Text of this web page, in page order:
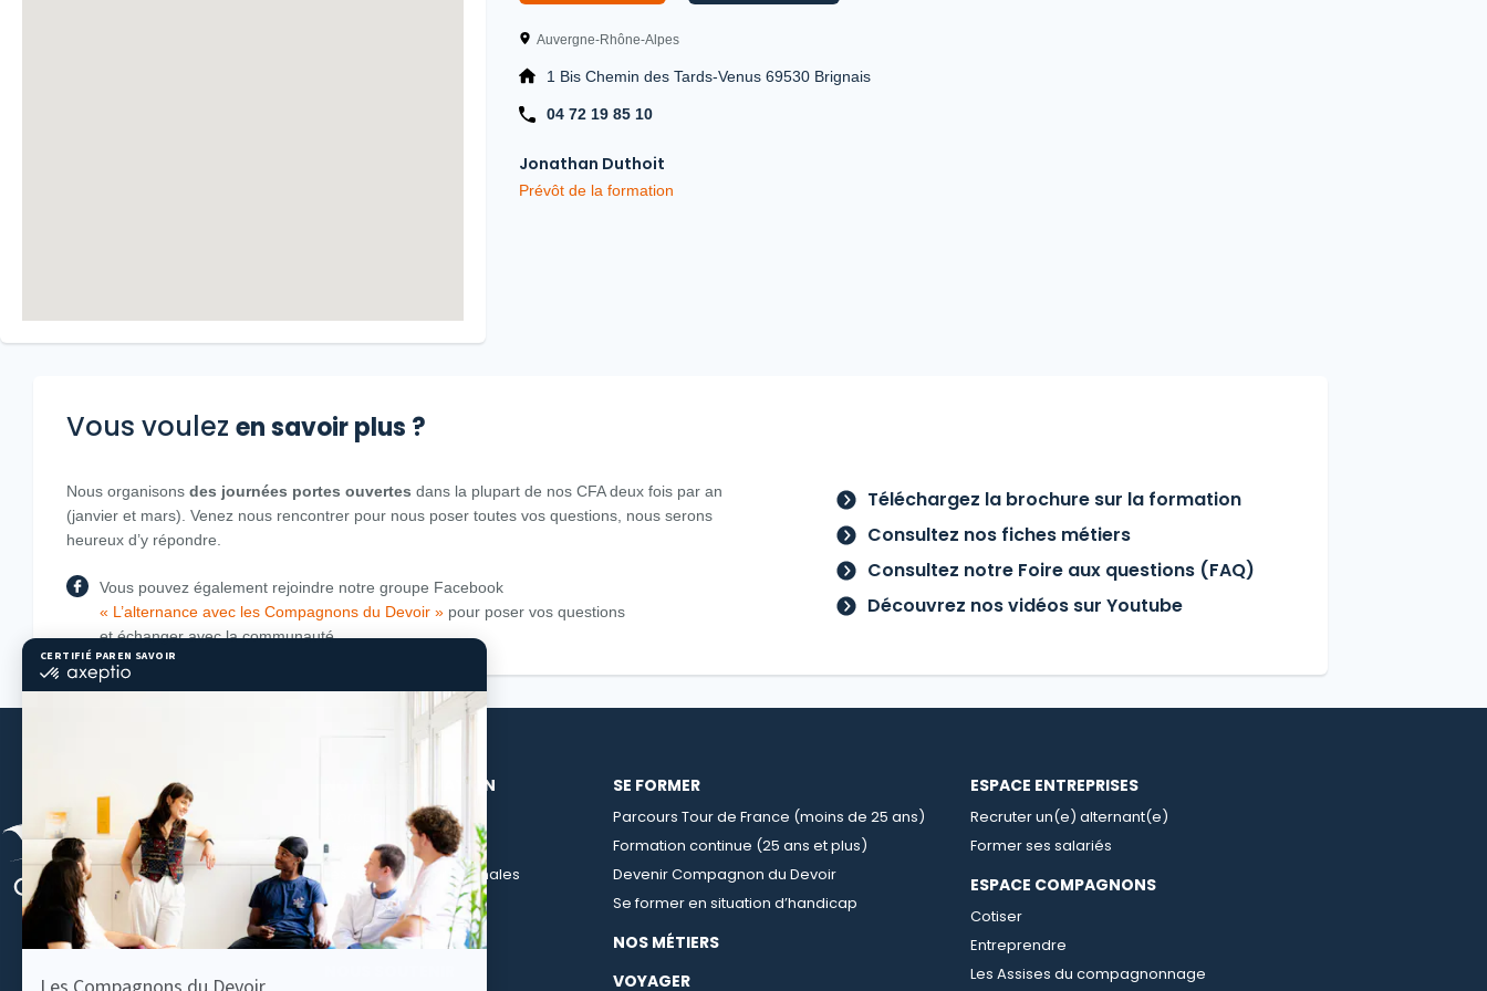
Auvergne-Rhône-Alpes
1 Bis Chemin des Tards-Venus 69530 Brignais
04 72 19 85 10
Jonathan Duthoit
Prévôt de la formation
Vous voulez en savoir plus ?
Nous organisons des journées portes ouvertes dans la plupart de nos CFA deux fois par an
(janvier et mars). Venez nous rencontrer pour nous poser toutes vos questions, nous serons
heureux d’y répondre.
Vous pouvez également rejoindre notre groupe Facebook
« L’alternance avec les Compagnons du Devoir » pour poser vos questions
et échanger avec la communauté.
Téléchargez la brochure sur la formation
Consultez nos fiches métiers
Consultez notre Foire aux questions (FAQ)
Découvrez nos vidéos sur Youtube
NOTRE ASSOCIATION
Le collège des métiers
Les délégations régionales
Carrières
Nos actualités
SE FORMER
Parcours Tour de France (moins de 25 ans)
Formation continue (25 ans et plus)
Devenir Compagnon du Devoir
Se former en situation d’handicap
NOS MÉTIERS
VOYAGER
ESPACE ENTREPRISES
Recruter un(e) alternant(e)
Former ses salariés
ESPACE COMPAGNONS
Cotiser
Entreprendre
Les Assises du compagnonnage